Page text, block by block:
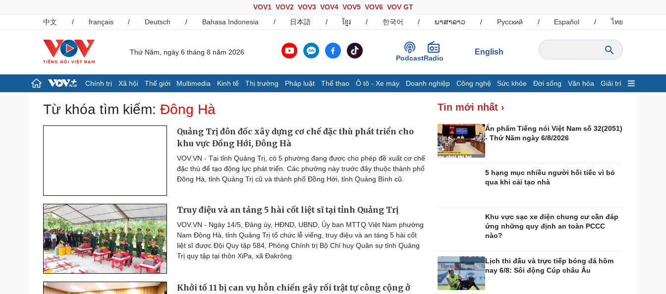
VOV1 VOV2 VOV3 VOV4 VOV5 VOV6 VOV GT
中文
/ français / Deutsch / Bahasa Indonesia / 日本語 / ខ្មែរ / 한국어 / ພາສາລາວ / Русский / Español / ไทย
Thứ Năm, ngày 6 tháng 8 năm 2026
PodcastRadio
English
Chính trị Xã hội Thế giới Multimedia Kinh tế Thị trường Pháp luật Thể thao Ô tô - Xe máy Doanh nghiệp Công nghệ Sức khỏe Đời sống Văn hóa Giải trí
Chính trị
Tổ chức nhân sự
Xã hội
Giáo dục
Dự báo thời tiết
Dấu ấn VOV
Cuộc sống đó đây
Hồ sơ
Video
E-Magazine
Kinh tế
Khởi nghiệp
Tiêu dùng
Tỷ giá
Tin nóng
Tư vấn luật
Bóng đá quốc tế
Bóng đá Việt Nam
Thế giới thể thao
Lịch thi đấu bóng đá
eSports
Hậu trường
Xe máy
Doanh nghiệp 24h
Vì cộng đồng
Sức khỏe
Sản phụ khoa
Nhi khoa
Phòng mạch online
Ăn sạch sống khỏe
Đời sống
Văn hóa
Giải trí
Du lịch
Quân sự - Quốc phòng
Từ khóa tìm kiếm: Đông Hà
Quảng Trị đôn đốc xây dựng cơ chế đặc thù phát triển cho
khu vực Đồng Hới, Đông Hà
VOV.VN - Tại tỉnh Quảng Trị, có 5 phường đang được cho phép đề xuất cơ chế
đặc thù để tạo động lực phát triển. Các phường này trước đây thuộc thành phố
Đông Hà, tỉnh Quảng Trị cũ và thành phố Đồng Hới, tỉnh Quảng Bình cũ.
Truy điệu và an táng 5 hài cốt liệt sĩ tại tỉnh Quảng Trị
VOV.VN - Ngày 14/5, Đảng ủy, HĐND, UBND, Ủy ban MTTQ Việt Nam phường
Nam Đông Hà, tỉnh Quảng Trị tổ chức lễ viếng, truy điệu và an táng 5 hài cốt
liệt sĩ được Đội Quy tập 584, Phòng Chính trị Bộ Chỉ huy Quân sự tỉnh Quảng
Trị quy tập tại thôn XiPa, xã Đakrông.
Khởi tố 11 bị can vụ hỗn chiến gây rối trật tự công cộng ở
Tin mới nhất ›
Ấn phẩm Tiếng nói Việt Nam số 32(2051)
- Thứ Năm ngày 6/8/2026
5 hạng mục nhiều người hối tiếc vì bỏ
qua khi cải tạo nhà
Khu vực sạc xe điện chung cư cần đáp
ứng những quy định an toàn PCCC
nào?
Lịch thi đấu và trực tiếp bóng đá hôm
nay 6/8: Sôi động Cúp châu Âu